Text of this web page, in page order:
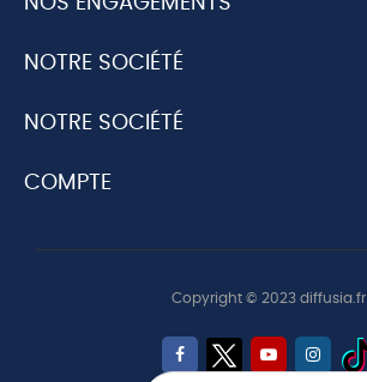
NOTRE SOCIÉTÉ
NOTRE SOCIÉTÉ
COMPTE
Copyright © 2023 diffusia.fr